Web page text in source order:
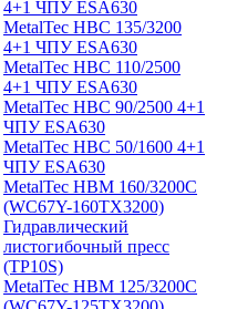
4+1 ЧПУ ESA630
MetalTec HBС 135/3200
4+1 ЧПУ ESA630
MetalTec HBС 110/2500
4+1 ЧПУ ESA630
MetalTec HBС 90/2500 4+1
ЧПУ ESA630
MetalTec HBС 50/1600 4+1
ЧПУ ESA630
MetalTec HBM 160/3200C
(WC67Y-160TX3200)
Гидравлический
листогибочный пресс
(TP10S)
MetalTec HBM 125/3200C